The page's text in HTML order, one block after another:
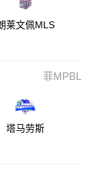
莱文佩MLS
菲MPBL
塔马劳斯